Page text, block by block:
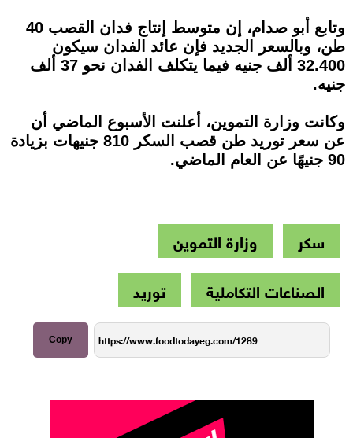
وتابع أبو صدام، إن متوسط إنتاج فدان القصب 40
طن، وبالسعر الجديد فإن عائد الفدان سيكون
32.400 ألف جنيه فيما يتكلف الفدان نحو 37 ألف
جنيه.
وكانت وزارة التموين، أعلنت الأسبوع الماضي أن
عن سعر توريد طن قصب السكر 810 جنيهات بزيادة
90 جنيهًا عن العام الماضي.
سكر
وزارة التموين
الصناعات التكاملية
توريد
Copy